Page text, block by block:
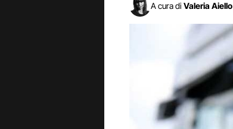
A cura di Valeria Aiello